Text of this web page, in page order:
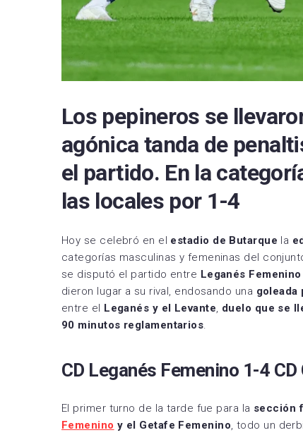
Los pepineros se
agónica tanda de
el partido. En la
las locales por 1-4
Hoy se celebró en el estadio de Butarque la
categorías masculinas y femeninas del
se disputó el partido entre Leganés
dieron lugar a su rival, endosando una goleada
entre el
Leganés y el Levante, duelo que se
90 minutos reglamentarios.
CD Leganés Femenino 1-4
El primer turno de la tarde fue para la sección
Femenino y el Getafe Femenino, todo un